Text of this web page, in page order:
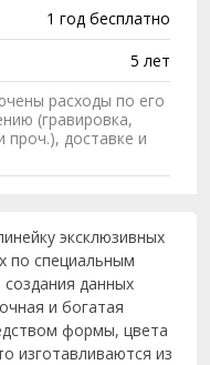
1 год бесплатно
5 лет
расходы по его
(гравировка,
проч.), доставке и
эксклюзивных
по специальным
данных
и богатая
формы, цвета
изготавливаются из